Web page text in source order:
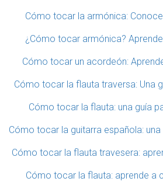
Cómo tocar la armónica:
¿Cómo tocar armónica?
Cómo tocar un acordeón:
Cómo tocar la flauta traversa: Una
Cómo tocar la flauta: una guía
Cómo tocar la guitarra española:
Cómo tocar la flauta travesera:
Cómo tocar la flauta: aprende a